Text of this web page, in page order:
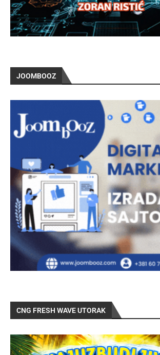
JOOMBOOZ
CNG FRESH WAVE UTORAK